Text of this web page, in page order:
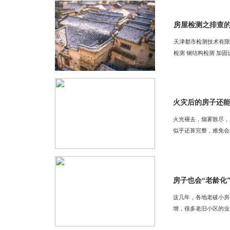
房屋检测之排查
天津都市检测技术有限公司专
检测 钢结构检测
火光褪去，烟雾散尽
似乎还算完整，难免
房子也会“老龄化
这几年，各地老破小
增，很多老旧小区的